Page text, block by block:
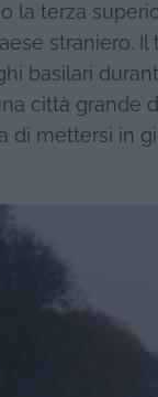
la terza
straniero.
basilari
città grande
di mettersi in